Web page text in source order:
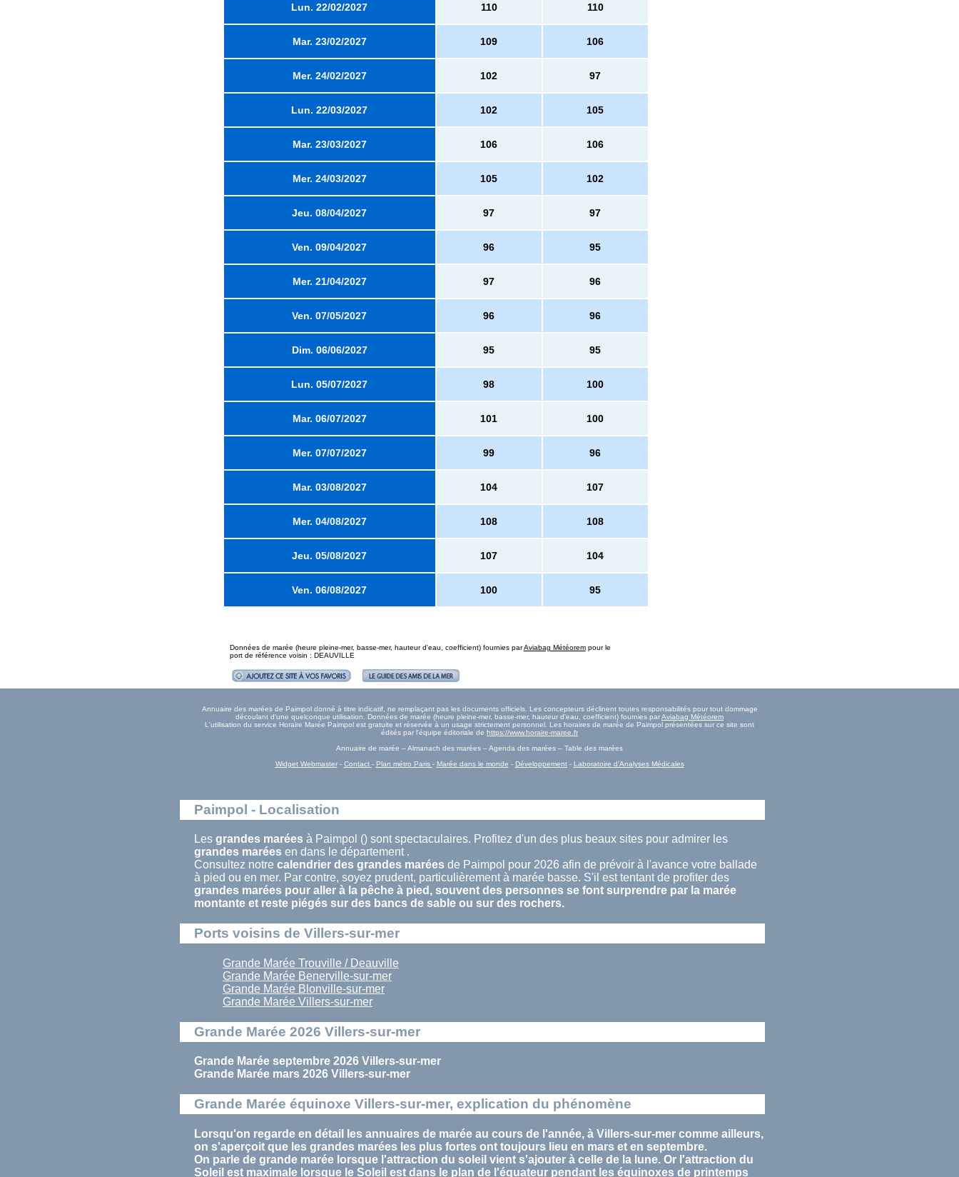
Lun. 22/02/2027 110 110
Mar. 23/02/2027 109 106
Mer. 24/02/2027 102 97
Lun. 22/03/2027 102 105
Mar. 23/03/2027 106 106
Mer. 24/03/2027 105 102
Jeu. 08/04/2027 97 97
Ven. 09/04/2027 96 95
Mer. 21/04/2027 97 96
Ven. 07/05/2027 96 96
Dim. 06/06/2027 95 95
Lun. 05/07/2027 98 100
Mar. 06/07/2027 101 100
Mer. 07/07/2027 99 96
Mar. 03/08/2027 104 107
Mer. 04/08/2027 108 108
Jeu. 05/08/2027 107 104
Ven. 06/08/2027 100 95
Données de marée (heure pleine-mer, basse-mer, hauteur d'eau, coefficient) fournies parAviabag Météorempour le
port de référence voisin : DEAUVILLE
Annuaire des marées de Paimpol donné à titre indicatif, ne remplaçant pas les documents officiels. Les concepteurs déclinent toutes responsabilités pour tout dommage
découlant d'une quelconque utilisation. Données de marée (heure pleine-mer, basse-mer, hauteur d'eau, coefficient) fournies parAviabag Météorem
L'utilisation du service Horaire Marée Paimpol est gratuite et réservée à un usage strictement personnel. Les horaires de marée de Paimpol présentées sur ce site sont
édités par l'équipe éditoriale de https://www.horaire-maree.fr
Annuaire de marée – Almanach des marées – Agenda des marées – Table des marées
Widget Webmaster- Contact - Plan métro Paris - Marée dans le monde - Développement- Laboratoire d'Analyses Médicales
Paimpol - Localisation
Les grandes marées à Paimpol () sont spectaculaires. Profitez d'un des plus beaux sites pour admirer les
grandes marées en dans le département .
Consultez notre calendrier des grandes marées de Paimpol pour 2026 afin de prévoir à l'avance votre ballade
à pied ou en mer. Par contre, soyez prudent, particulièrement à marée basse. S'il est tentant de profiter des
grandes marées pour aller à la pêche à pied, souvent des personnes se font surprendre par la marée
montante et reste piégés sur des bancs de sable ou sur des rochers.
Ports voisins de Villers-sur-mer
Grande Marée Trouville / Deauville
Grande Marée Benerville-sur-mer
Grande Marée Blonville-sur-mer
Grande Marée Villers-sur-mer
Grande Marée 2026 Villers-sur-mer
Grande Marée septembre 2026 Villers-sur-mer
Grande Marée mars 2026 Villers-sur-mer
Grande Marée équinoxe Villers-sur-mer, explication du phénomène
Lorsqu'on regarde en détail les annuaires de marée au cours de l'année, à Villers-sur-mer comme ailleurs,
on s'aperçoit que les grandes marées les plus fortes ont toujours lieu en mars et en septembre.
On parle de grande marée lorsque l'attraction du soleil vient s'ajouter à celle de la lune. Or l'attraction du
Soleil est maximale lorsque le Soleil est dans le plan de l'équateur pendant les équinoxes de printemps